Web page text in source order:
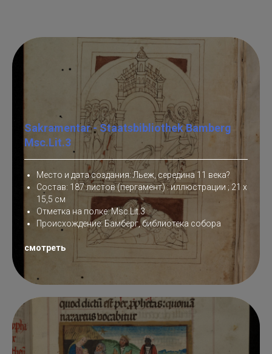
Sakramentar - Staatsbibliothek Bamberg
Msc.Lit.3
Место и дата создания: Льеж, середина 11 века?
Состав: 187 листов (пергамент) : иллюстрации ; 21 х
15,5 см
Отметка на полке: Msc.Lit.3
Происхождение: Бамберг, библиотека собора
смотреть